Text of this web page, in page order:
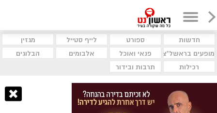
חדשות ספורט לייף סטייל
מגזין
מופעים בראשל"צ
פנאי ואוכל אלבומים
הבלוגים
רכילות
תרבות ובידור